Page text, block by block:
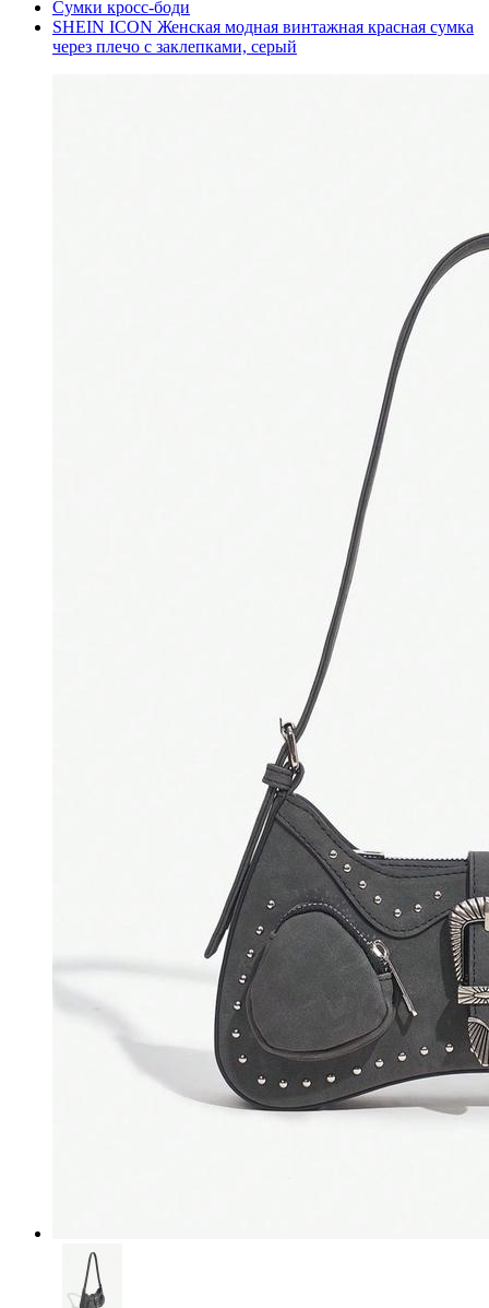
Сумки кросс-боди
SHEIN ICON Женская модная винтажная красная сумка
через плечо с заклепками, серый